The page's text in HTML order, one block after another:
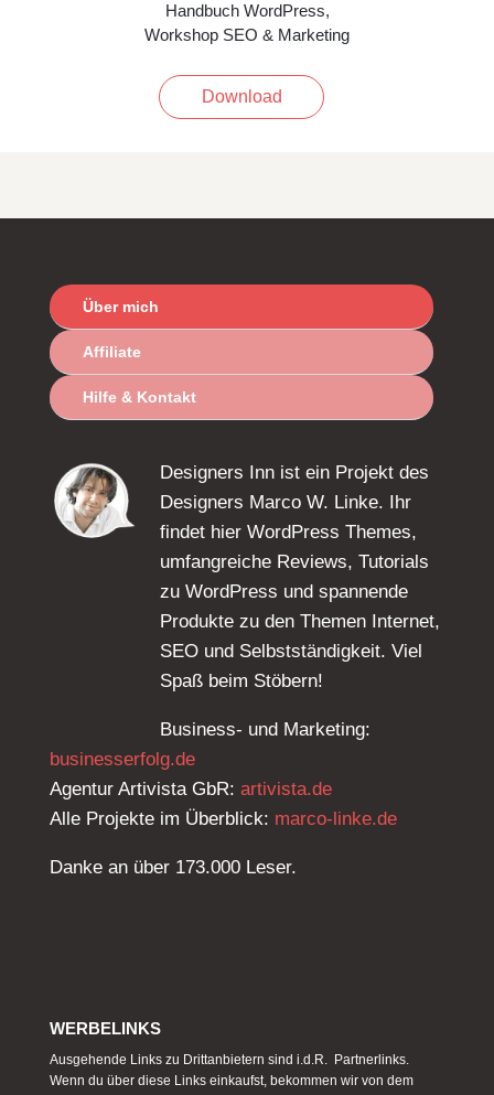
Handbuch WordPress,
Workshop SEO & Marketing
Download
Über mich
Affiliate
Hilfe & Kontakt
Designers Inn ist ein Projekt des
Designers Marco W. Linke. Ihr
findet hier WordPress Themes,
umfangreiche Reviews, Tutorials
zu WordPress und spannende
Produkte zu den Themen Internet,
SEO und Selbstständigkeit. Viel
Spaß beim Stöbern!
Business- und Marketing:
businesserfolg.de
Agentur Artivista GbR: artivista.de
Alle Projekte im Überblick: marco-linke.de
Danke an über 173.000 Leser.
WERBELINKS
Ausgehende Links zu Drittanbietern sind i.d.R. Partnerlinks.
Wenn du über diese Links einkaufst, bekommen wir von dem